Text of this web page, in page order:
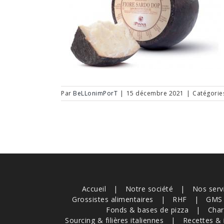
Par BeLLonimPorT | 15 décembre 2021 |
Accueil Notre société Nos
Grossistes alimentaires
RHF GMS
Fonds & bases de pizza
Sourcing & filières italiennes
Recettes